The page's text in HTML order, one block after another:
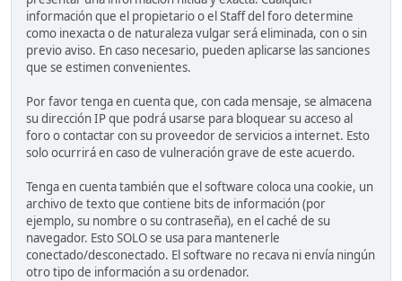
información que el propietario o el Staff del foro determine
como inexacta o de naturaleza vulgar será eliminada, con o sin
previo aviso. En caso necesario, pueden aplicarse las sanciones
que se estimen convenientes.
Por favor tenga en cuenta que, con cada mensaje, se almacena
su dirección IP que podrá usarse para bloquear su acceso al
foro o contactar con su proveedor de servicios a internet. Esto
solo ocurrirá en caso de vulneración grave de este acuerdo.
Tenga en cuenta también que el software coloca una cookie, un
archivo de texto que contiene bits de información (por
ejemplo, su nombre o su contraseña), en el caché de su
navegador. Esto SOLO se usa para mantenerle
conectado/desconectado. El software no recava ni envía ningún
otro tipo de información a su ordenador.